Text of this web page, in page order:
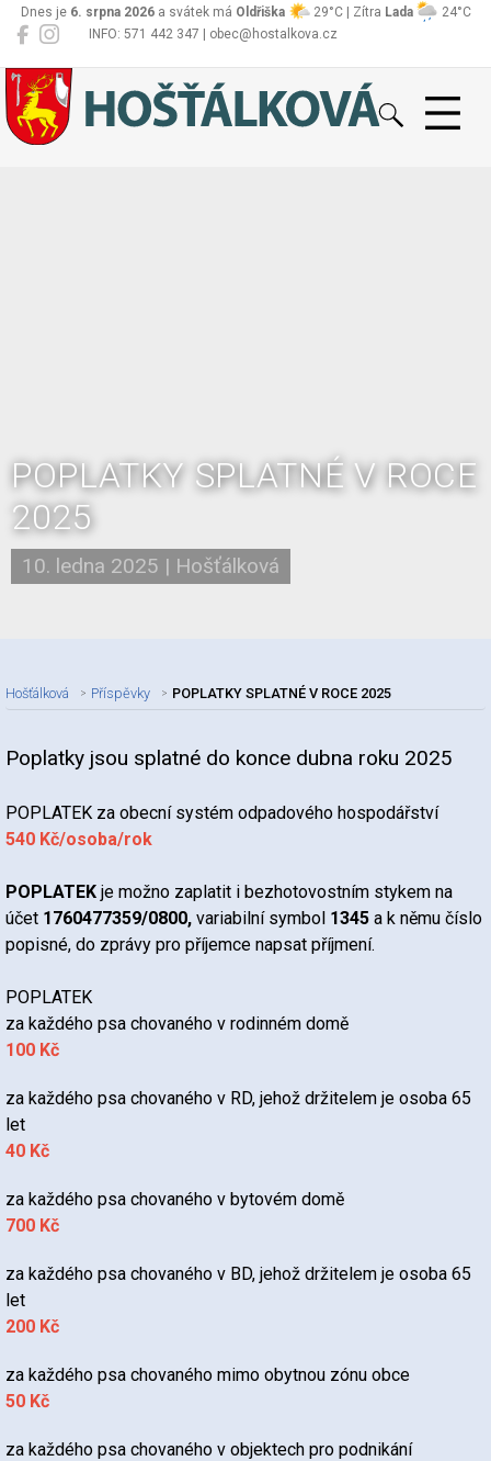
INFO: 571 442 347 | obec@hostalkova.cz
Dnes je 6. srpna 2026a svátek má Oldřiška 29°C | Zítra Lada 24°C
Hošťálková
POPLATKY SPLATNÉ V ROCE
2025
10. ledna 2025 | Hošťálková
Hošťálková Příspěvky POPLATKY SPLATNÉ V ROCE 2025
Nadpis článku
Poplatky jsou splatné do konce dubna roku 2025
POPLATEK za obecní systém odpadového hospodářství
540 Kč/osoba/rok
POPLATEK je možno zaplatit i bezhotovostním stykem na
účet 1760477359/0800, variabilní symbol 1345 a k němu číslo
popisné, do zprávy pro příjemce napsat příjmení.
POPLATEK
za každého psa chovaného v rodinném domě
100 Kč
za každého psa chovaného v RD, jehož držitelem je osoba 65
let
40 Kč
za každého psa chovaného v bytovém domě
700 Kč
za každého psa chovaného v BD, jehož držitelem je osoba 65
let
200 Kč
za každého psa chovaného mimo obytnou zónu obce
50 Kč
za každého psa chovaného v objektech pro podnikání